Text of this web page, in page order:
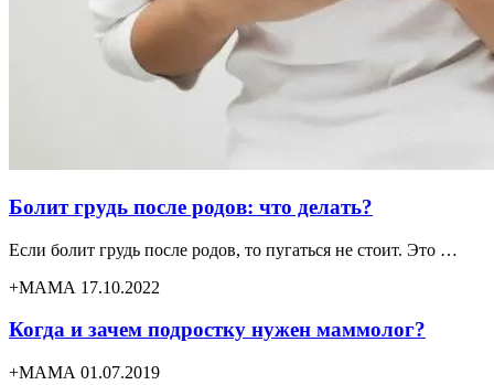
Болит грудь после родов: что делать?
Если болит грудь после родов, то пугаться не стоит. Это …
+МАМА 17.10.2022
Когда и зачем подростку нужен маммолог?
+МАМА 01.07.2019